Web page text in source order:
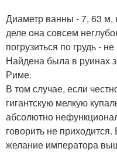
Диаметр ванны - 7, 63 м,
деле она совсем
погрузиться по грудь -
Найдена была в руинах
Риме.
В том случае, если
гигантскую мелкую
абсолютно
говорить не
желание императора